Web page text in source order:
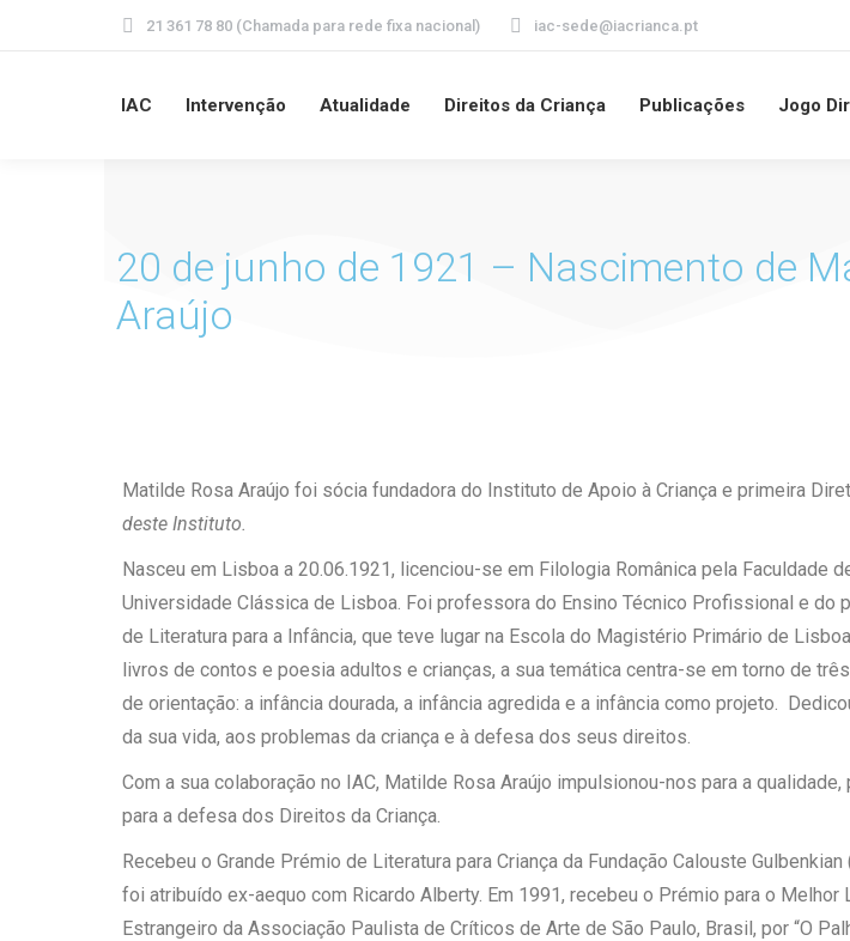
21 361 78 80 (Chamada para rede fixa nacional) iac-sede@iacrianca.pt
IAC Intervenção Atualidade Direitos da Criança Publicações Jogo
20 de junho de 1921 – Nascimento de
Araújo
Matilde Rosa Araújo foi sócia fundadora do Instituto de Apoio à Criança e primeira
deste Instituto.
Nasceu em Lisboa a 20.06.1921, licenciou-se em Filologia Românica pela Faculdade
Universidade Clássica de Lisboa. Foi professora do Ensino Técnico Profissional e do
de Literatura para a Infância, que teve lugar na Escola do Magistério Primário de
livros de contos e poesia adultos e crianças, a sua temática centra-se em torno de
de orientação: a infância dourada, a infância agredida e a infância como projeto.
da sua vida, aos problemas da criança e à defesa dos seus direitos.
Com a sua colaboração no IAC, Matilde Rosa Araújo impulsionou-nos para a qualidade,
para a defesa dos Direitos da Criança.
Recebeu o Grande Prémio de Literatura para Criança da Fundação Calouste Gulbenkian
foi atribuído ex-aequo com Ricardo Alberty. Em 1991, recebeu o Prémio para o Melhor
Estrangeiro da Associação Paulista de Críticos de Arte de São Paulo, Brasil, por “O